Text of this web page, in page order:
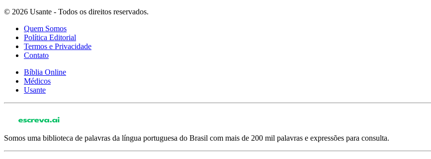
© 2026 Usante - Todos os direitos reservados.
Quem Somos
Política Editorial
Termos e Privacidade
Contato
Bíblia Online
Médicos
Usante
Somos uma biblioteca de palavras da língua portuguesa do Brasil com mais de 200 mil palavras e expressões para consulta.